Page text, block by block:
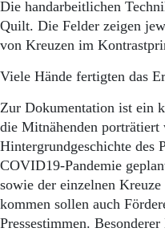
Die handarbeitlichen
Quilt. Die Felder zeigen
von Kreuzen im
Viele Hände fertigten das
Zur Dokumentation ist ein
die Mitnähenden porträtiert
Hintergrundgeschichte des
COVID19-Pandemie
sowie der einzelnen
kommen sollen auch
Pressestimmen.